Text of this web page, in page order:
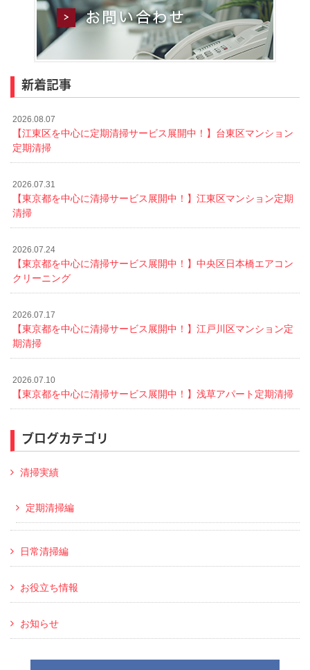
新着記事
2026.08.07
【江東区を中心に定期清掃サービス展開中！】台東区マンション
定期清掃
2026.07.31
【東京都を中心に清掃サービス展開中！】江東区マンション定期
清掃
2026.07.24
【東京都を中心に清掃サービス展開中！】中央区日本橋エアコン
クリーニング
2026.07.17
【東京都を中心に清掃サービス展開中！】江戸川区マンション定
期清掃
2026.07.10
【東京都を中心に清掃サービス展開中！】浅草アパート定期清掃
ブログカテゴリ
清掃実績
定期清掃編
日常清掃編
お役立ち情報
お知らせ